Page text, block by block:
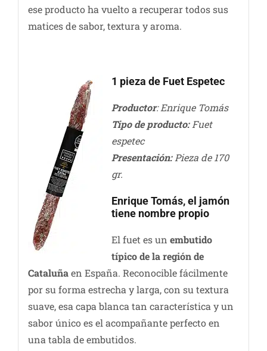
ese producto ha vuelto a recuperar todos sus
matices de sabor, textura y aroma.
1 pieza de Fuet Espetec
Productor: Enrique Tomás
Tipo de producto:Fuet
espetec
Presentación:Pieza de 170
gr.
Enrique Tomás, el jamón
tiene nombre propio
El fuet es un embutido
típico de la región de
Cataluñaen España. Reconocible fácilmente
por su forma estrecha y larga, con su textura
suave, esa capa blanca tan característica y un
sabor único es el acompañante perfecto en
una tabla de embutidos.